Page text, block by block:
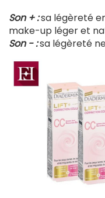
Son +:sa légèreté
make-up léger et
Son - :sa légèreté